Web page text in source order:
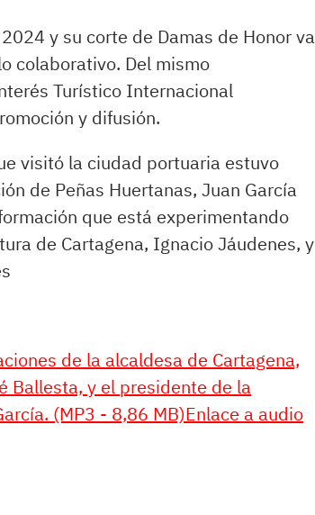
y su corte de Damas de Honor va
colaborativo. Del mismo
Turístico Internacional
y difusión.
visitó la ciudad portuaria estuvo
de Peñas Huertanas, Juan García
que está experimentando
de Cartagena, Ignacio Jáudenes, y
de la alcaldesa de Cartagena,
Ballesta, y el presidente de la
(MP3 - 8,86 MB)Enlace a audio